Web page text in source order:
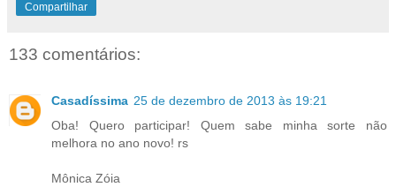
Compartilhar
133 comentários:
Casadíssima 25 de dezembro de 2013 às 19:21
Oba! Quero participar! Quem sabe minha sorte não
melhora no ano novo! rs
Mônica Zóia